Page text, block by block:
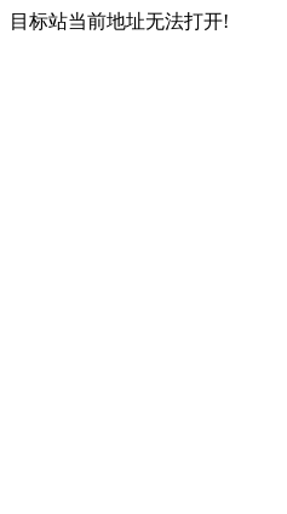
目标站当前地址无法打开!